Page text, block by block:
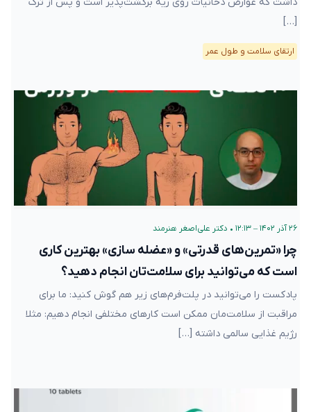
[…]
ارتقای سلامت و طول عمر
۲۶ آذر ۱۴۰۲ – ۱۲:۱۳ • دکتر علی‌اصغر هنرمند
چرا «تمرین‌های قدرتی» و «عضله سازی» بهترین کاری
است که می‌توانید برای سلامت‌تان انجام دهید؟
پادکست را می‌توانید در پلت‌فرم‌های زیر هم گوش کنید: ما برای
مراقبت از سلامت‌مان ممکن است کارهای مختلفی انجام دهیم: مثلا
رژیم غذایی سالمی داشته […]